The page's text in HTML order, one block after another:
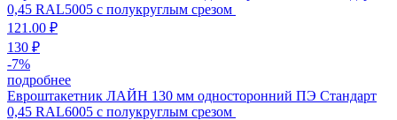
0,45 RAL5005 с полукруглым срезом
121.00 ₽
130 ₽
-7%
подробнее
Евроштакетник ЛАЙН 130 мм односторонний ПЭ Стандарт
0,45 RAL6005 с полукруглым срезом